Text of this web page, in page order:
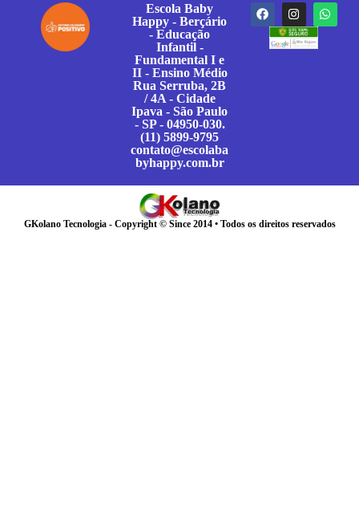
Escola Baby
Happy - Berçário
- Educação
Infantil -
Fundamental I e
II - Ensino Médio
Rua Serruba, 2B
/ 4A - Cidade
Ipava - São Paulo
- SP - 04950-030.
(11) 5899-9795
contato@escolaba
byhappy.com.br
GKolano Tecnologia - Copyright © Since 2014 • Todos os direitos reservados